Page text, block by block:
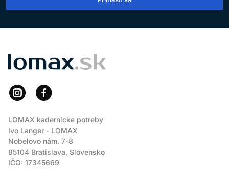
LOMAX
LOMAX kadernícke potreby
Ivo Langer - LOMAX
Nobelovo nám. 7-8
85104 Bratislava, Slovensko
IČO: 17345669